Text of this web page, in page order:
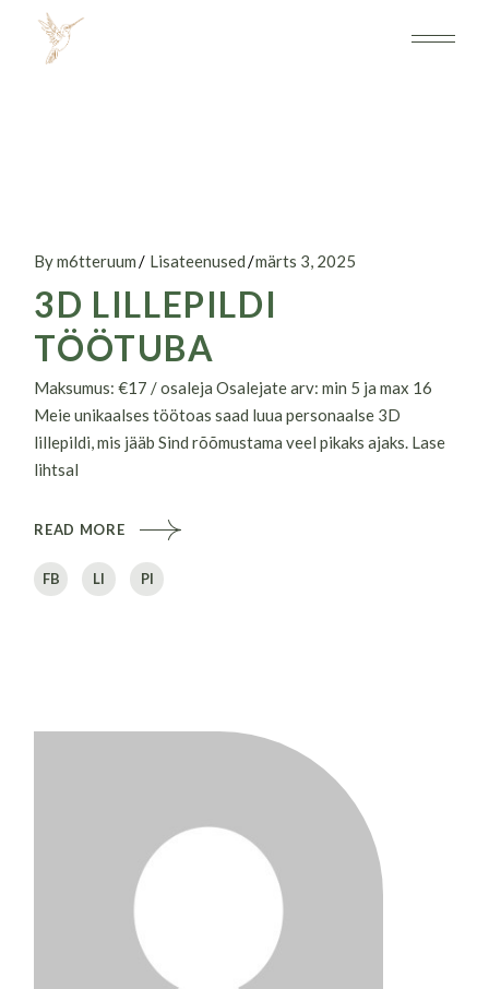
content
By m6tteruum Lisateenused märts 3, 2025
3D LILLEPILDI
TÖÖTUBA
Maksumus: €17 / osaleja Osalejate arv: min 5 ja max 16
Meie unikaalses töötoas saad luua personaalse 3D
lillepildi, mis jääb Sind rõõmustama veel pikaks ajaks. Lase
lihtsal
READ MORE
FB LI PI